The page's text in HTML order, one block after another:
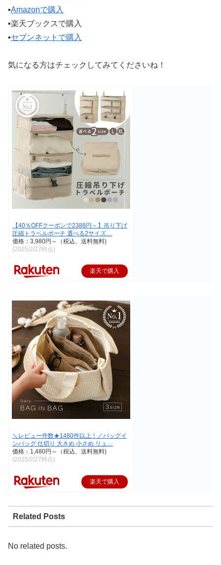
▪️Amazonで購入
▪️楽天ブックスで購入
▪️セブンネットで購入
気になる方はチェックしてみてくださいね！
【40％OFFクーポンで2388円～】吊り下げ
圧縮トラベルポーチ 選べる2サイズ…
価格：3,980円～（税込、送料無料)
(2025/2/27時点)
楽天で購入
＼レビュー件数★1480件以上！／バッグイ
ンバッグ 仕切り 大きめ 小さめ リュ…
価格：1,480円～（税込、送料無料)
(2025/2/27時点)
楽天で購入
Related Posts
No related posts.